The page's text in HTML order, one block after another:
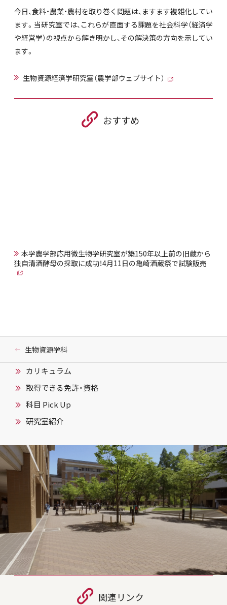
今日、食料・農業・農村を取り巻く問題は、ますます複雑化してい
ます。当研究室では、これらが直面する課題を社会科学（経済学
や経営学）の視点から解き明かし、その解決策の方向を示してい
ます。
生物資源経済学研究室（農学部ウェブサイト）
おすすめ
本学農学部応用微生物学研究室が築150年以上前の旧蔵から
独自清酒酵母の採取に成功！4月11日の亀崎酒蔵祭で試験販売
生物資源学科
カリキュラム
取得できる免許・資格
科目 Pick Up
研究室紹介
関連リンク